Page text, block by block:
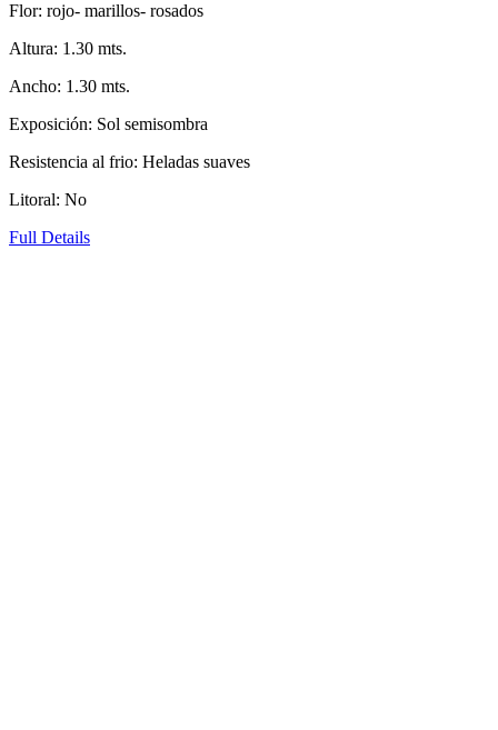
Flor: rojo- marillos- rosados
Altura: 1.30 mts.
Ancho: 1.30 mts.
Exposición: Sol semisombra
Resistencia al frio: Heladas suaves
Litoral: No
Full Details